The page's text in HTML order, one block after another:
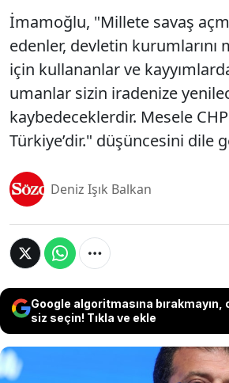
İmamoğlu, "Millete savaş
edenler, devletin kurumlarını
için kullananlar ve
umanlar sizin iradenize
kaybedeceklerdir. Mesele
Türkiye’dir." düşüncesini dile
Deniz Işık Balkan
Google algoritmasına bırakmayın,
siz seçin! Tıkla ve ekle